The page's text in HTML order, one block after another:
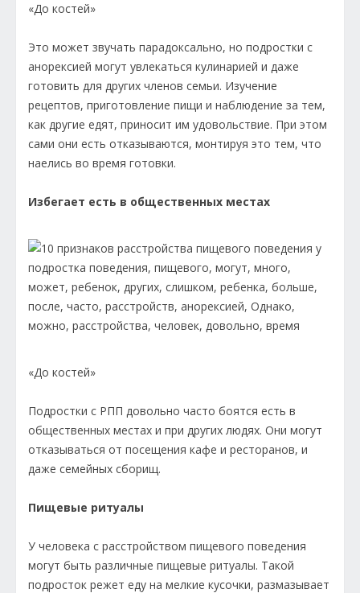
«До костей»
Это может звучать парадоксально, но подростки с
анорексией могут увлекаться кулинарией и даже
готовить для других членов семьи. Изучение
рецептов, приготовление пищи и наблюдение за тем,
как другие едят, приносит им удовольствие. При этом
сами они есть отказываются, монтируя это тем, что
наелись во время готовки.
Избегает есть в общественных местах
«До костей»
Подростки с РПП довольно часто боятся есть в
общественных местах и при других людях. Они могут
отказываться от посещения кафе и ресторанов, и
даже семейных сборищ.
Пищевые ритуалы
У человека с расстройством пищевого поведения
могут быть различные пищевые ритуалы. Такой
подросток режет еду на мелкие кусочки, размазывает